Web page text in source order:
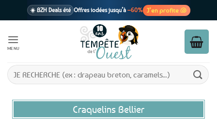
☀️ BZH Deals été Offres iodées jusqu’à –60% J’en profite 🐚
1 cadeau offertdès 39€ d’achats
En point relais dès 3,95€ seulement
MENU
Recherche
pour :
Craquelins Bellier